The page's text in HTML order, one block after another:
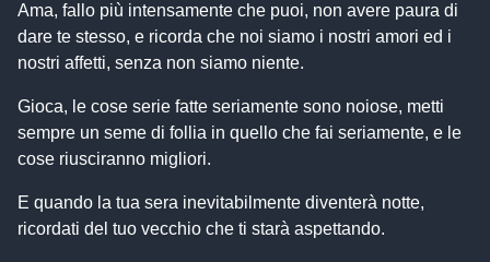
Ama, fallo più intensamente che puoi, non avere paura di
dare te stesso, e ricorda che noi siamo i nostri amori ed i
nostri affetti, senza non siamo niente.
Gioca, le cose serie fatte seriamente sono noiose, metti
sempre un seme di follia in quello che fai seriamente, e le
cose riusciranno migliori.
E quando la tua sera inevitabilmente diventerà notte,
ricordati del tuo vecchio che ti starà aspettando.